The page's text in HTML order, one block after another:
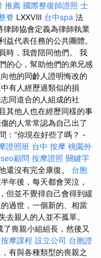
推薦 國際整復師證照 士
脊 LXXVIII 台中spa 法
律師協會定義為律師執業
益代表任務的公共團體。
時，我曾陪同他們。 我
的心，幫助他們的弟兄感
他的同齡人證明悔改的
有人經歷過類似的損
同道合的人組成的社
其他人也在經歷同樣的事
的人常常認為自己出了
：“你現在好些了嗎？ -
證照班 台中 按摩 桃園外
seo顧問 按摩證照 關鍵字
沒有完全康復。 台胞
年後，每天都會哭泣，
但並不覺得自己會得到緩
過世，一個新的、相當
去親人的人並不孤單。
喪親小組組長，然後又
摩課程 設立公司 台胞證
有與各種類型的喪親之